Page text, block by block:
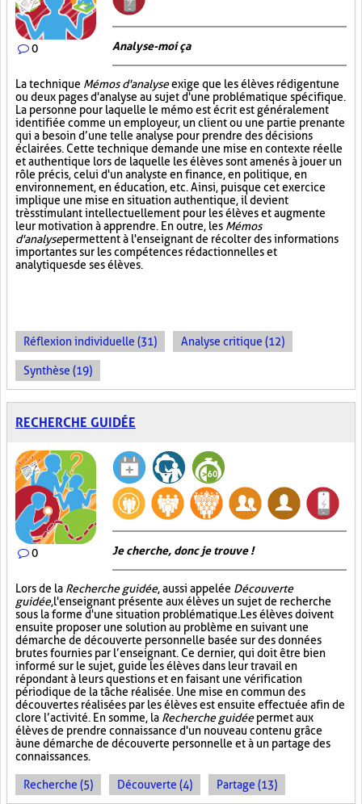
0 Analyse-moi ça
La technique Mémos d'analyseexige que les élèves rédigent une
ou deux pages d'analyse au sujet d'une problématique spécifique.
La personne pour laquelle le mémo est écrit est généralement
identifiée comme un employeur, un client ou une partie prenante
qui a besoin d’une telle analyse pour prendre des décisions
éclairées. Cette technique demande une mise en contexte réelle
et authentique lors de laquelle les élèves sont amenés à jouer un
rôle précis, celui d'un analyste en finance, en politique, en
environnement, en éducation, etc. Ainsi, puisque cet exercice
implique une mise en situation authentique, il devient
très stimulant intellectuellement pour les élèves et augmente
leur motivation à apprendre. En outre, les Mémos
d'analysepermettent à l'enseignant de récolter des informations
importantes sur les compétences rédactionnelles et
analytiques de ses élèves.
Réflexion individuelle (31) Analyse critique (12)
Synthèse (19)
RECHERCHE GUIDÉE
0 Je cherche, donc je trouve !
Lors de la Recherche guidée, aussi appelée Découverte
guidée, l'enseignant présente aux élèves un sujet de recherche
sous la forme d'une situation problématique. Les élèves doivent
ensuite proposer une solution au problème en suivant une
démarche de découverte personnelle basée sur des données
brutes fournies par l’enseignant. Ce dernier, qui doit être bien
informé sur le sujet, guide les élèves dans leur travail en
répondant à leurs questions et en faisant une vérification
périodique de la tâche réalisée. Une mise en commun des
découvertes réalisées par les élèves est ensuite effectuée afin de
clore l’activité. En somme, la Recherche guidéepermet aux
élèves de prendre connaissance d'un nouveau contenu grâce
à une démarche de découverte personnelle et à un partage des
connaissances.
Recherche (5) Découverte (4) Partage (13)